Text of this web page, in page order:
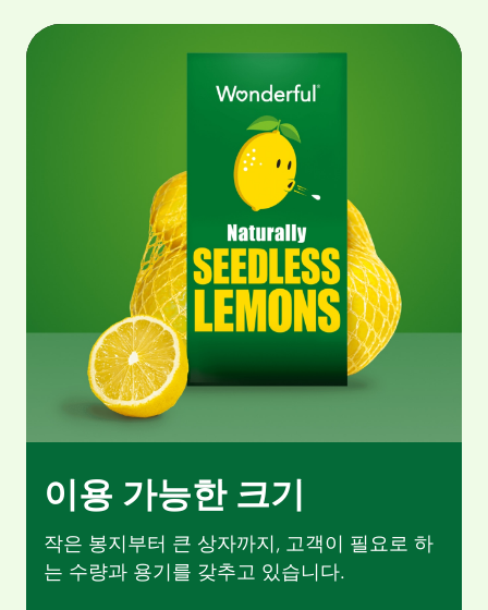
이용 가능한 크기
작은 봉지부터 큰 상자까지, 고객이 필요로 하
는 수량과 용기를 갖추고 있습니다.